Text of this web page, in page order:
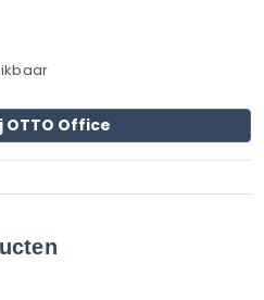
OTTO Office